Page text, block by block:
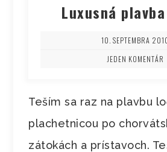
Luxusná
10. SEPTEMBRA
JEDEN KOMENTÁR
Teším sa raz na plavbu
plachetnicou po
zátokách a prístavoch.